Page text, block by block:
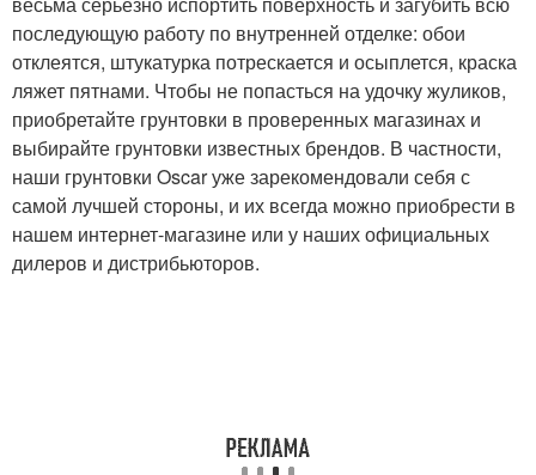
последующую работу по внутренней отделке: обои
отклеятся, штукатурка потрескается и осыплется, краска
ляжет пятнами. Чтобы не попасться на удочку жуликов,
приобретайте грунтовки в проверенных магазинах и
выбирайте грунтовки известных брендов. В частности,
наши грунтовки Oscar уже зарекомендовали себя с
самой лучшей стороны, и их всегда можно приобрести в
нашем интернет-магазине или у наших официальных
дилеров и дистрибьюторов.